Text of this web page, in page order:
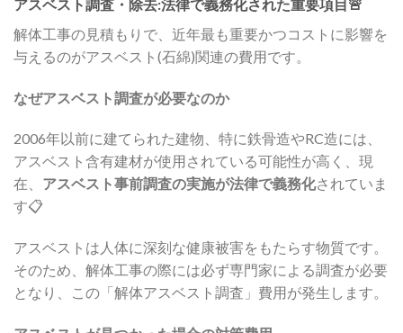
アスベスト調査・除去:法律で義務化された重要項目🚨
解体工事の見積もりで、近年最も重要かつコストに影響を
与えるのがアスベスト(石綿)関連の費用です。
なぜアスベスト調査が必要なのか
2006年以前に建てられた建物、特に鉄骨造やRC造には、
アスベスト含有建材が使用されている可能性が高く、現
在、 アスベスト事前調査の実施が法律で義務化されていま
す📋
アスベストは人体に深刻な健康被害をもたらす物質です。
そのため、解体工事の際には必ず専門家による調査が必要
となり、この「解体アスベスト調査」費用が発生します。